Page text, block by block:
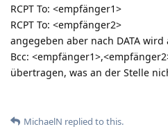
RCPT To: <empfänger1>
RCPT To: <empfänger2>
angegeben aber nach DATA wird
Bcc:
übertragen, was an der Stelle
MichaelN replied to this.